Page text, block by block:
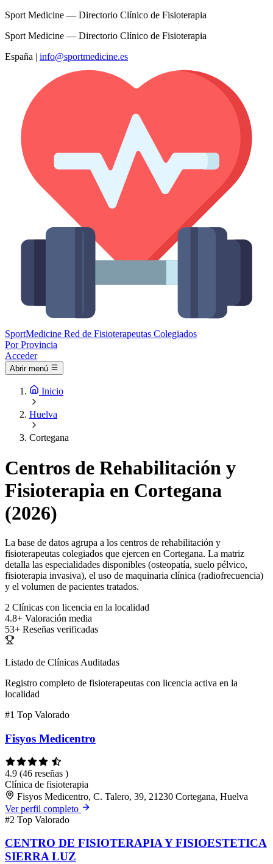
Sport Medicine — Directorio Clínico de Fisioterapia
Sport Medicine — Directorio Clínico de Fisioterapia
España | info@sportmedicine.es
SportMedicine Red de Fisioterapeutas Colegiados
Por Provincia
Acceder
Abrir menú
Inicio
Huelva
Cortegana
Centros de Rehabilitación y
Fisioterapia en Cortegana
(2026)
La base de datos agrupa a los centros de rehabilitación y
fisioterapeutas colegiados que ejercen en Cortegana. La matriz
detalla las especialidades disponibles (osteopatía, suelo pélvico,
fisioterapia invasiva), el uso de maquinaria clínica (radiofrecuencia)
y el volumen de pacientes tratados.
2 Clínicas con licencia en la localidad
4.8+ Valoración media
53+ Reseñas verificadas
Listado de Clínicas Auditadas
Registro completo de fisioterapeutas con licencia activa en la
localidad
#1 Top Valorado
Fisyos Medicentro
4.9 (46 reseñas )
Clínica de fisioterapia
Fisyos Medicentro, C. Talero, 39, 21230 Cortegana, Huelva
Ver perfil completo
#2 Top Valorado
CENTRO DE FISIOTERAPIA Y FISIOESTETICA
SIERRA LUZ